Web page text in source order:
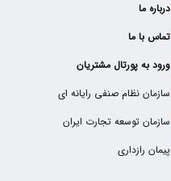
درباره ما
تماس با ما
ورود به پورتال مشتریان
سازمان نظام صنفی رایانه ای
سازمان توسعه تجارت ایران
پیمان رازداری